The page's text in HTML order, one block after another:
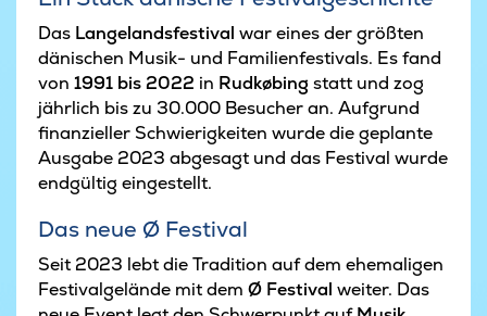
Das Langelandsfestival war eines der größten
dänischen Musik- und Familienfestivals. Es fand
von 1991 bis 2022 in Rudkøbing statt und zog
jährlich bis zu 30.000 Besucher an. Aufgrund
finanzieller Schwierigkeiten wurde die geplante
Ausgabe 2023 abgesagt und das Festival wurde
endgültig eingestellt.
Das neue Ø Festival
Seit 2023 lebt die Tradition auf dem ehemaligen
Festivalgelände mit dem Ø Festival weiter. Das